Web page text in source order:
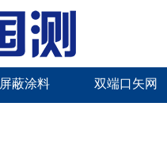
屏蔽涂料 双端口矢网